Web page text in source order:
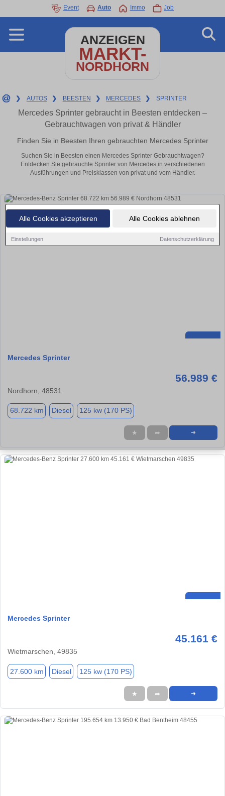
Alle Cookies akzeptieren Alle Cookies ablehnen
Einstellungen Datenschutzerklärung
Event Auto Immo Job
ANZEIGEN
MARKT-
NORDHORN
❯ AUTOS ❯ BEESTEN ❯ MERCEDES ❯ SPRINTER
Mercedes Sprinter gebraucht in Beesten entdecken –
Gebrauchtwagen von privat & Händler
Finden Sie in Beesten Ihren gebrauchten Mercedes Sprinter
Suchen Sie in Beesten einen Mercedes Sprinter Gebrauchtwagen?
Entdecken Sie gebrauchte Sprinter von Mercedes in verschiedenen
Ausführungen und Preisklassen von privat und vom Händler.
Mercedes Sprinter
56.989 €
Nordhorn, 48531
68.722 km Diesel 125 kw (170 PS)
★ ➦ ➜
Mercedes Sprinter
45.161 €
Wietmarschen, 49835
27.600 km Diesel 125 kw (170 PS)
★ ➦ ➜